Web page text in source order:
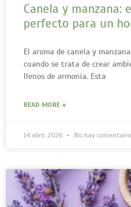
Canela y manzana:
perfecto para un
El aroma de canela y
cuando se trata de crear
llenos de armonía. Esta
READ MORE »
14 abril, 2026 No hay